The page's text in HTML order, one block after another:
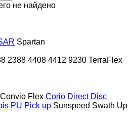
не найдено
Spartan
2388 4408 4412 9230 TerraFlex
Convio Flex Corio Direct Disc
PU Pick up Sunspeed Swath Up